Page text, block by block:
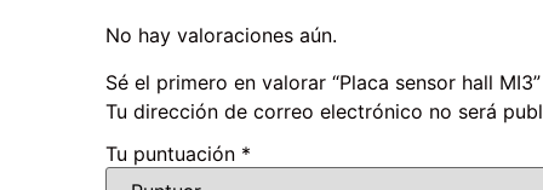
No hay valoraciones aún.
Sé el primero en valorar “Placa sensor hall MI3”
Tu dirección de correo electrónico no será
Tu puntuación *